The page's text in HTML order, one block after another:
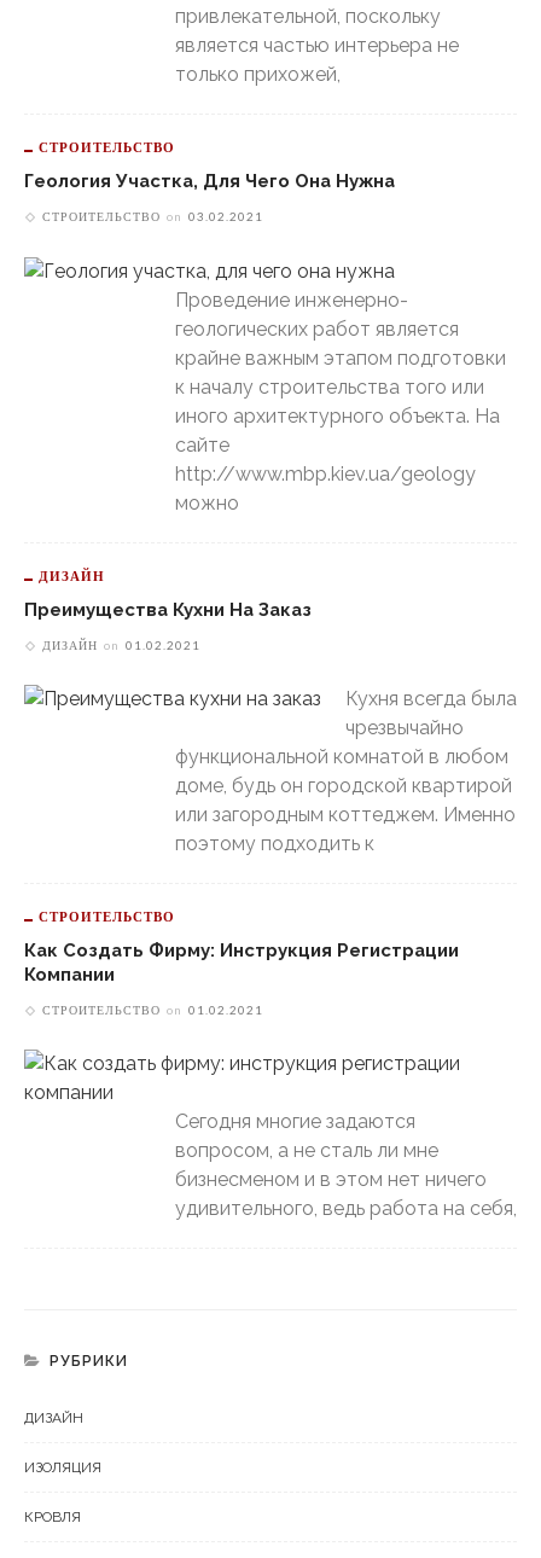
привлекательной, поскольку
является частью интерьера не
только прихожей,
СТРОИТЕЛЬСТВО
Геология Участка, Для Чего Она Нужна
СТРОИТЕЛЬСТВО on 03.02.2021
Проведение инженерно-
геологических работ является
крайне важным этапом подготовки
к началу строительства того или
иного архитектурного объекта. На
сайте
http://www.mbp.kiev.ua/geology
можно
ДИЗАЙН
Преимущества Кухни На Заказ
ДИЗАЙН on 01.02.2021
Кухня всегда была
чрезвычайно
функциональной комнатой в любом
доме, будь он городской квартирой
или загородным коттеджем. Именно
поэтому подходить к
СТРОИТЕЛЬСТВО
Как Создать Фирму: Инструкция Регистрации
Компании
СТРОИТЕЛЬСТВО on 01.02.2021
Сегодня многие задаются
вопросом, а не сталь ли мне
бизнесменом и в этом нет ничего
удивительного, ведь работа на себя,
РУБРИКИ
ДИЗАЙН
ИЗОЛЯЦИЯ
КРОВЛЯ